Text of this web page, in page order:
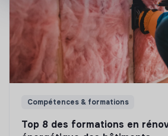
Compétences & formations
Top 8 des formations en